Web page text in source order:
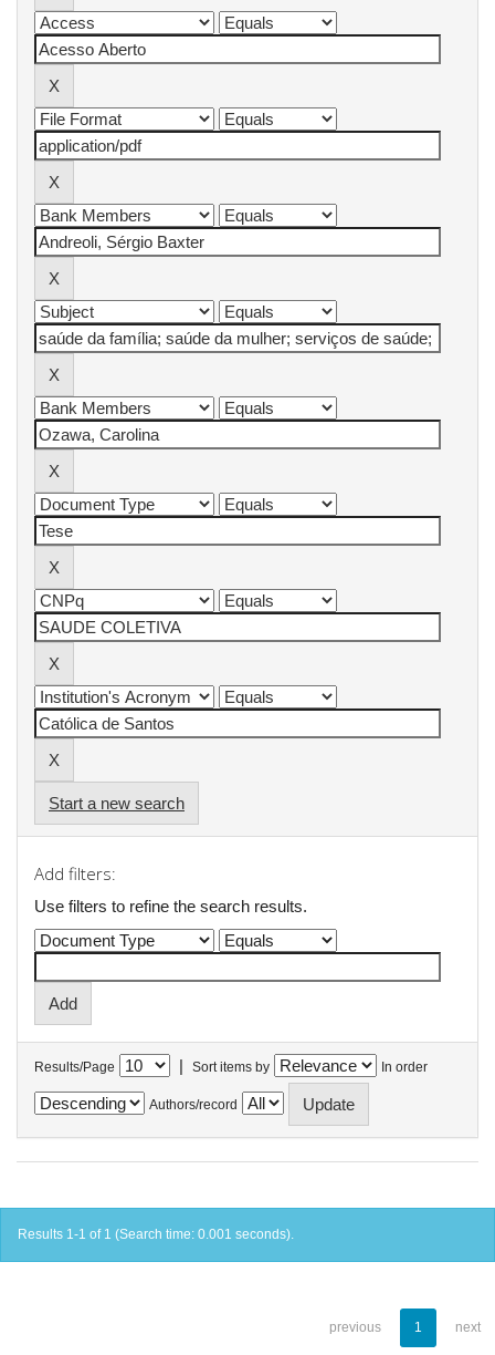
Start a new search
Add filters:
Use filters to refine the search results.
Results/Page | Sort items by In order
Authors/record
Results 1-1 of 1 (Search time: 0.001 seconds).
previous 1 next